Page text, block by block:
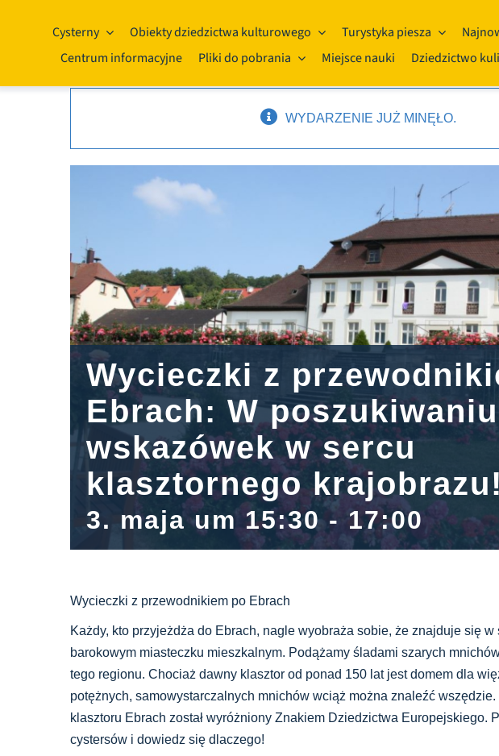
Cysterny Obiekty dziedzictwa kulturowego Turystyka piesza
Centrum informacyjne
Pliki do pobrania Miejsce nauki Dziedzictwo
WYDARZENIE JUŻ MINĘŁO.
Wycieczki z
Ebrach: W poszukiwaniu
wskazówek w sercu
klasztornego krajobrazu!
3. maja um 15:30- 17:00
Wycieczki z przewodnikiem po Ebrach
Każdy, kto przyjeżdża do Ebrach, nagle wyobraża sobie, że znajduje się
barokowym miasteczku mieszkalnym. Podążamy śladami szarych
tego regionu. Chociaż dawny klasztor od ponad 150 lat jest domem dla
potężnych, samowystarczalnych mnichów wciąż można znaleźć wszędzie.
klasztoru Ebrach został wyróżniony Znakiem Dziedzictwa Europejskiego.
cystersów i dowiedz się dlaczego!